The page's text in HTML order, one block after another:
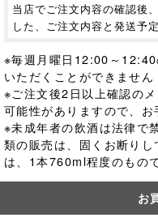
当店でご注文内容の確認後
した、ご注文内容と発送予
※毎週月曜日12:00～12:40
いただくことができません
※ご注文後2日以上確認の
可能性がありますので、
※未成年者の飲酒は法律で
類の販売は、固くお断り
は、1本760ml程度のもの
お